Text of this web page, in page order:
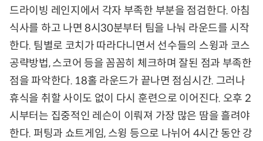
드라이빙 레인지에서 각자 부족한 부분을 점검한다. 아침
식사를 하고 나면 8시30분부터 팀을 나눠 라운드를 시작
한다. 팀별로 코치가 따라다니면서 선수들의 스윙과 코스
공략방법, 스코어 등을 꼼꼼히 체크하며 잘된 점과 부족한
점을 파악한다. 18홀 라운드가 끝나면 점심시간. 그러나
휴식을 취할 사이도 없이 다시 훈련으로 이어진다. 오후 2
시부터는 집중적인 레슨이 이뤄져 가장 많은 땀을 흘려야
한다. 퍼팅과 쇼트게임, 스윙 등으로 나뉘어 4시간 동안 강